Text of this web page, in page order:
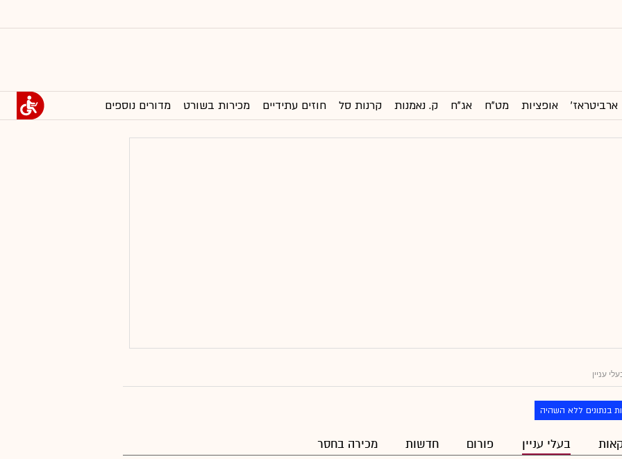
ארביטראז' אופציות מט"ח אג"ח ק. נאמנות קרנות סל חוזים עתידיים מכירות בשורט מדורים נוספים
עניין
בנתונים ללא השהיה
בעלי עניין פורום חדשות מכירה בחסר